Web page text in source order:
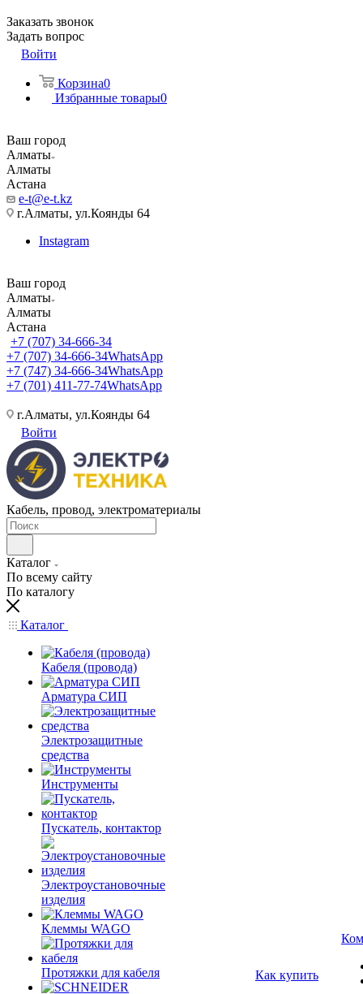
Заказать звонок
Задать вопрос
Войти
Корзина0
Избранные товары0
Ваш город
Алматы
Алматы
Астана
e-t@e-t.kz
г.Алматы, ул.Коянды 64
Instagram
Ваш город
Алматы
Алматы
Астана
+7 (707) 34-666-34
+7 (707) 34-666-34WhatsApp
+7 (747) 34-666-34WhatsApp
+7 (701) 411-77-74WhatsApp
г.Алматы, ул.Коянды 64
Войти
Кабель, провод, электроматериалы
Каталог
По всему сайту
По каталогу
Каталог
Кабеля (провода)
Арматура СИП
Электрозащитные
средства
Инструменты
Пускатель, контактор
Электроустановочные
изделия
Клеммы WAGO
Протяжки для кабеля
Как купить